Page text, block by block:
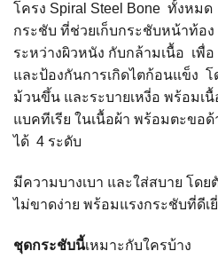
โครง Spiral Steel Bone ทั้งหม
กระชับ ที่ช่วยเก็บกระชับหน้าท้อ
ระหว่างผิวหนัง กับกล้ามเนื้อ เพื่
และป้องกันการเกิดไตก้อนแข็ง
ม้วนขึ้น และระบายเหงี่อ พร้อมเ
แบคทีเรีย ในเนื้อผ้า พร้อมตะขอ
ได้ 4 ระดับ
มีความบางเบา และใส่สบาย โด
ไม่ขาดง่าย พร้อมแรงกระชับที่ดีเ
ชุดกระชับนี้เหมาะกับใครบ้าง